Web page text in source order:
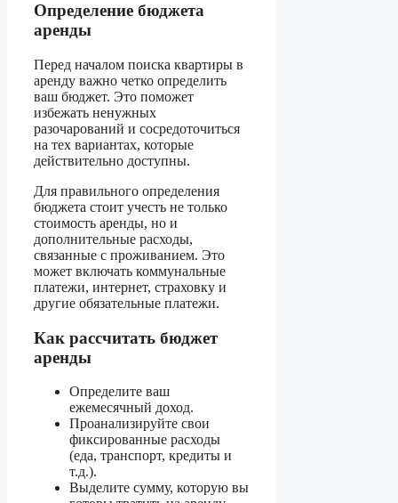
Определение бюджета
аренды
Перед началом поиска квартиры в
аренду важно четко определить
ваш бюджет. Это поможет
избежать ненужных
разочарований и сосредоточиться
на тех вариантах, которые
действительно доступны.
Для правильного определения
бюджета стоит учесть не только
стоимость аренды, но и
дополнительные расходы,
связанные с проживанием. Это
может включать коммунальные
платежи, интернет, страховку и
другие обязательные платежи.
Как рассчитать бюджет
аренды
Определите ваш
ежемесячный доход.
Проанализируйте свои
фиксированные расходы
(еда, транспорт, кредиты и
т.д.).
Выделите сумму, которую вы